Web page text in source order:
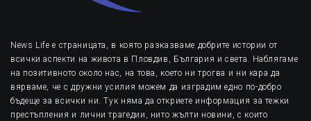
News Life е страницата, в която разказваме добрите истории от
всички аспекти на живота в Пловдив, България и света. Наблягаме
на позитивното около нас, на това, което ни трогва и ни кара да
вярваме, че с дружни усилия можем да изградим едно по-добро
бъдеще за всички ни. Тук няма да откриете информация за тежки
престъпления и лични трагедии, нито жълти новини, с които